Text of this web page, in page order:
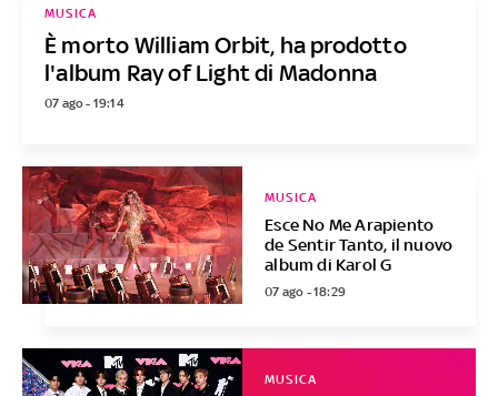
È morto William Orbit, ha prodotto
l'album Ray of Light di Madonna
MUSICA
07 ago - 19:14
Esce No Me Arapiento
de Sentir Tanto, il nuovo
album di Karol G
MUSICA
07 ago - 18:29
MUSICA